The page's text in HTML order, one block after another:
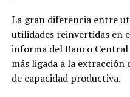
La gran diferencia entre
utilidades reinvertidas en
informa del Banco
más ligada a la
de capacidad productiva.